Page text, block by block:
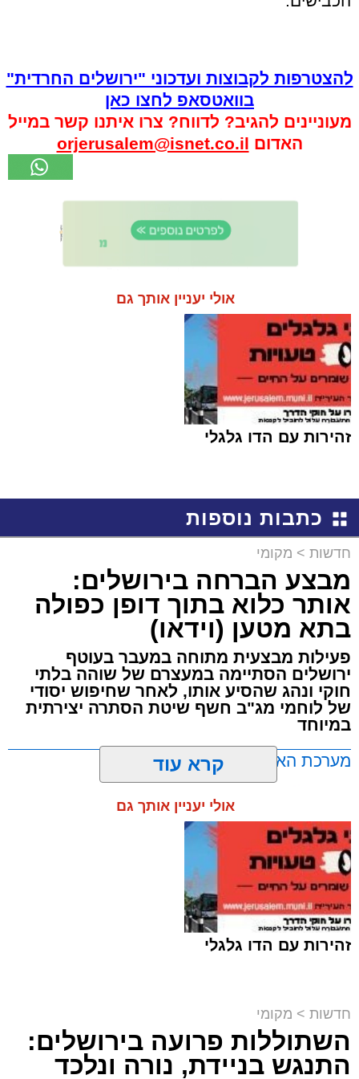
להצטרפות לקבוצות ועדכוני "ירושלים החרדית"
בוואטסאפ לחצו כאן
מעוניינים להגיב? לדווח? צרו איתנו קשר במייל
האדום orjerusalem@isnet.co.il
אולי יעניין אותך גם
זהירות עם הדו גלגלי
כתבות נוספות
חדשות > מקומי
מבצע הברחה בירושלים:
אותר כלוא בתוך דופן כפולה
בתא מטען (וידאו)
פעילות מבצעית מתוחה במעבר בעוטף
ירושלים הסתיימה במעצרם של שוהה בלתי
חוקי ונהג שהסיע אותו, לאחר שחיפוש יסודי
של לוחמי מג"ב חשף שיטת הסתרה יצירתית
במיוחד
מערכת האתר / 17:21 09.08.26
תגים:ירושלים,
פעילות מבצעית מתוחה במעבר בעוטף
ירושלים הסתיימה במעצרם של שוהה בלתי
קרא עוד
אולי יעניין אותך גם
זהירות עם הדו גלגלי
חדשות > מקומי
השתוללות פרועה בירושלים:
התנגש בניידת, נורה ונלכד